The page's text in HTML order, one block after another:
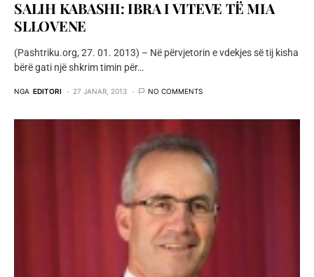
SALIH KABASHI: IBRA I VITEVE TË MIA
SLLOVENE
(Pashtriku.org, 27. 01. 2013) – Në përvjetorin e vdekjes së tij kisha
bërë gati një shkrim timin për…
NGA EDITORI 27 JANAR, 2013 NO COMMENTS